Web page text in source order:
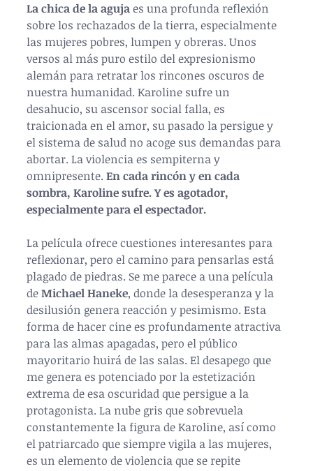
La chica de la aguja es una profunda reflexión
sobre los rechazados de la tierra, especialmente
las mujeres pobres, lumpen y obreras. Unos
versos al más puro estilo del expresionismo
alemán para retratar los rincones oscuros de
nuestra humanidad. Karoline sufre un
desahucio, su ascensor social falla, es
traicionada en el amor, su pasado la persigue y
el sistema de salud no acoge sus demandas para
abortar. La violencia es sempiterna y
omnipresente. En cada rincón y en cada
sombra, Karoline sufre. Y es agotador,
especialmente para el espectador.
La película ofrece cuestiones interesantes para
reflexionar, pero el camino para pensarlas está
plagado de piedras. Se me parece a una película
de Michael Haneke, donde la desesperanza y la
desilusión genera reacción y pesimismo. Esta
forma de hacer cine es profundamente atractiva
para las almas apagadas, pero el público
mayoritario huirá de las salas. El desapego que
me genera es potenciado por la estetización
extrema de esa oscuridad que persigue a la
protagonista. La nube gris que sobrevuela
constantemente la figura de Karoline, así como
el patriarcado que siempre vigila a las mujeres,
es un elemento de violencia que se repite